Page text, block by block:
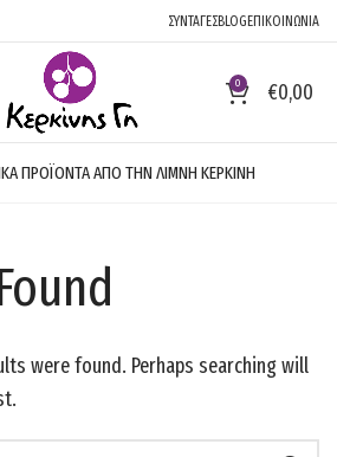
ΣΥΝΤΑΓΕΣBLOGΕΠΙΚΟΙΝΩΝΙΑ
0 €0,00
ΠΡΟΪΟΝΤΑ ΑΠΟ ΤΗΝ ΛΙΜΝΗ ΚΕΡΚΙΝΗ
were found. Perhaps searching will